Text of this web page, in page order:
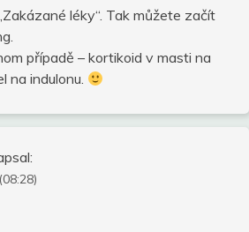
léky“. Tak můžete začít
případě – kortikoid v masti na
na indulonu.